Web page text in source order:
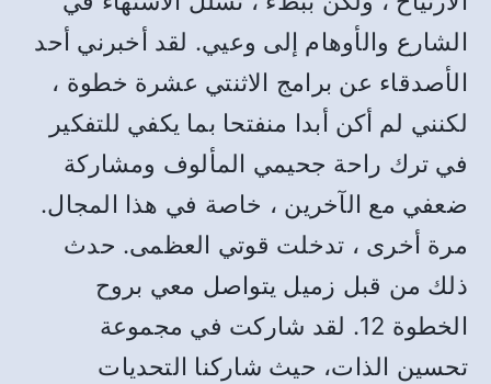
الشارع والأوهام إلى وعيي. لقد أخبرني أحد
الأصدقاء عن برامج الاثنتي عشرة خطوة ،
لكنني لم أكن أبدا منفتحا بما يكفي للتفكير
في ترك راحة جحيمي المألوف ومشاركة
ضعفي مع الآخرين ، خاصة في هذا المجال.
مرة أخرى ، تدخلت قوتي العظمى. حدث
ذلك من قبل زميل يتواصل معي بروح
الخطوة 12. لقد شاركت في مجموعة
تحسين الذات، حيث شاركنا التحديات